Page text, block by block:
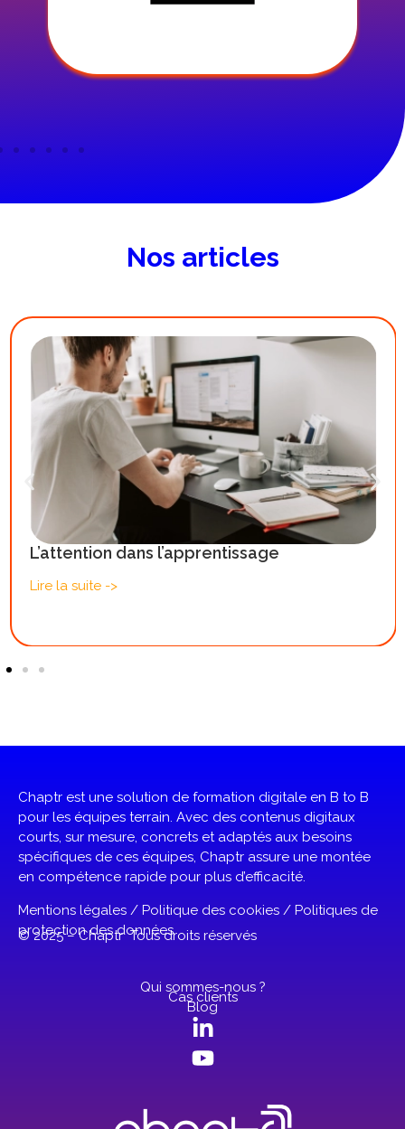
Nos articles
L’attention dans l’apprentissage
Lire la suite ->
Chaptr est une solution de formation digitale en B to B
pour les équipes terrain. Avec des contenus digitaux
courts, sur mesure, concrets et adaptés aux besoins
spécifiques de ces équipes, Chaptr assure une montée
en compétence rapide pour plus d’efficacité.
Mentions légales / Politique des cookies / Politiques de
protection des données
© 2025 – Chaptr Tous droits réservés
Qui sommes-nous ?
Cas clients
Blog